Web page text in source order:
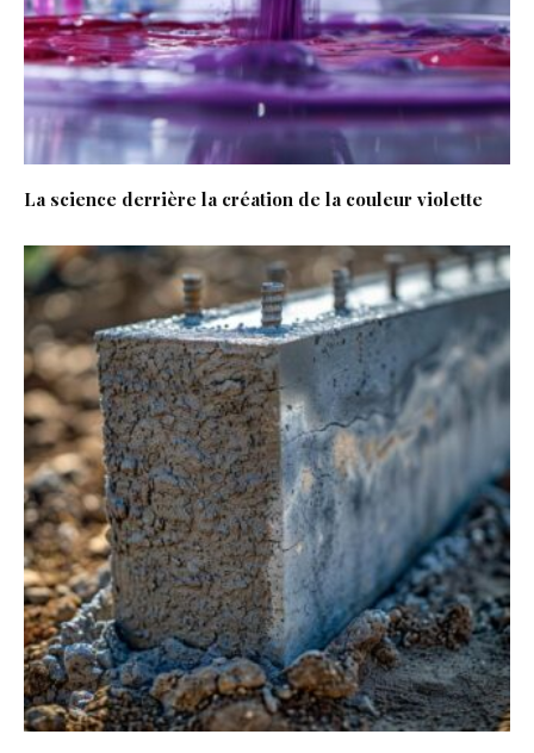
La science derrière la création de la couleur violette